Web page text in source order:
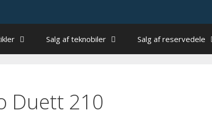
Salg af teknobiler Salg af reservedele
Duett 210